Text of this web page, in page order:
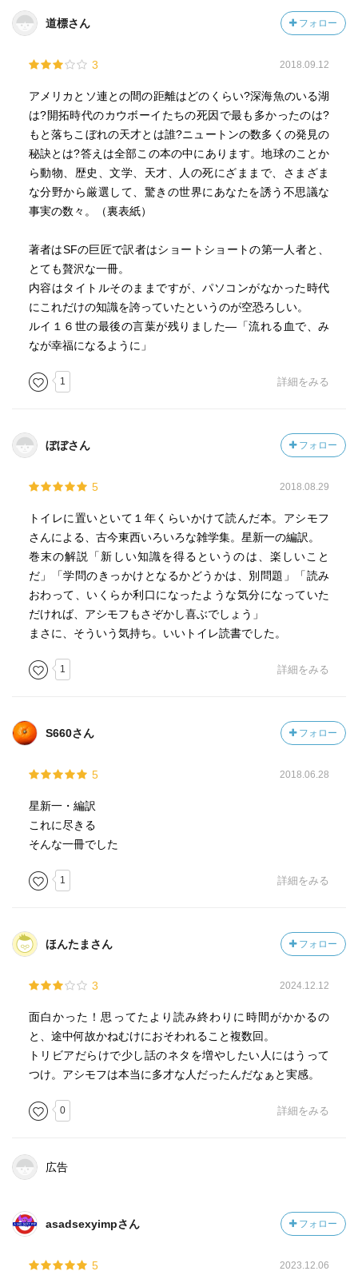
道標さん フォロー
3 2018.09.12
アメリカとソ連との間の距離はどのくらい?深海魚のいる湖
は?開拓時代のカウボーイたちの死因で最も多かったのは?
もと落ちこぼれの天才とは誰?ニュートンの数多くの発見の
秘訣とは?答えは全部この本の中にあります。地球のことか
ら動物、歴史、文学、天才、人の死にざままで、さまざま
な分野から厳選して、驚きの世界にあなたを誘う不思議な
事実の数々。（裏表紙）
著者はSFの巨匠で訳者はショートショートの第一人者と、
とても贅沢な一冊。
内容はタイトルそのままですが、パソコンがなかった時代
にこれだけの知識を誇っていたというのが空恐ろしい。
ルイ１６世の最後の言葉が残りました―「流れる血で、み
なが幸福になるように」
1 詳細をみる
ぼぼさん フォロー
5 2018.08.29
トイレに置いといて１年くらいかけて読んだ本。アシモフ
さんによる、古今東西いろいろな雑学集。星新一の編訳。
巻末の解説「新しい知識を得るというのは、楽しいこと
だ」「学問のきっかけとなるかどうかは、別問題」「読み
おわって、いくらか利口になったような気分になっていた
だければ、アシモフもさぞかし喜ぶでしょう」
まさに、そういう気持ち。いいトイレ読書でした。
1 詳細をみる
S660さん フォロー
5 2018.06.28
星新一・編訳
これに尽きる
そんな一冊でした
1 詳細をみる
ほんたまさん フォロー
3 2024.12.12
面白かった！思ってたより読み終わりに時間がかかるの
と、途中何故かねむけにおそわれること複数回。
トリビアだらけで少し話のネタを増やしたい人にはうって
つけ。アシモフは本当に多才な人だったんだなぁと実感。
0 詳細をみる
広告
asadsexyimpさん フォロー
5 2023.12.06